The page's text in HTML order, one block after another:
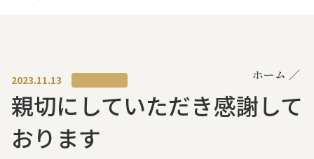
仏壇・仏具
墓石・石碑
ホーム
2023.11.13
親切にしていただき感謝して
おります